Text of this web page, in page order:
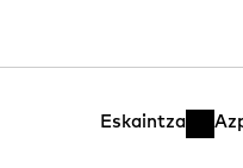
Eskaintza